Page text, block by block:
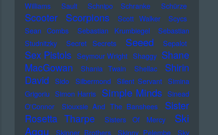
Williams
Sault Schnipo Schranke Schürze
Scooter Scorpions Scott Walker
Scycs
Sean Combs
Sebastian Krumbiegel
Sebastian
Studnitzky
Secret Secrets Seeed Sepalot
Sex Pistols Seymour Wright Shaggy Shane
MacGowan
Shania Twain Shellac
Shirin
David
Sido Silbermond Silent Servant Simina
Grigoriu Simon Harris Simple Minds Sinead
O'Connor
Siouxsie And The Banshees
Sister
Rosetta Tharpe
Sisters Of Mercy
Ski
Aggu
Skinner Brothers Skinny Pelembe
Sky